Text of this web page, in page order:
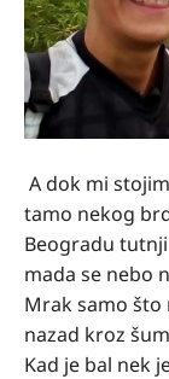
A dok mi
tamo nekog
Beogradu
mada se nebo
Mrak samo što
nazad kroz
Kad je bal nek